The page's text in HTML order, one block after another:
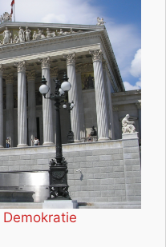
Demokratie